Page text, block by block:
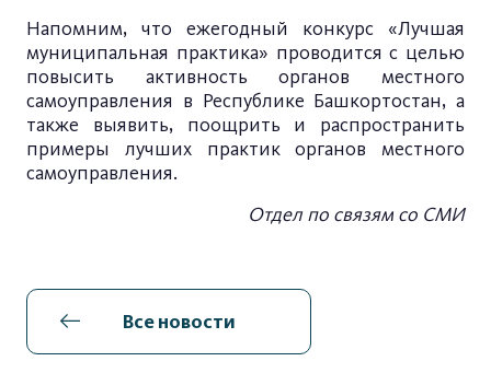
Напомним, что ежегодный конкурс «Лучшая
муниципальная практика» проводится с целью
повысить активность органов местного
самоуправления в Республике Башкортостан, а
также выявить, поощрить и распространить
примеры лучших практик органов местного
самоуправления.
Отдел по связям со СМИ
Все новости